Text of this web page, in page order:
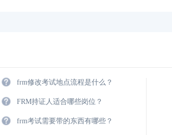
frm修改考试地点流程是什么？
FRM持证人适合哪些岗位？
frm考试需要带的东西有哪些？